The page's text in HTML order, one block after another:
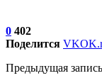
0 402
Поделится VK
Предыдущая запись